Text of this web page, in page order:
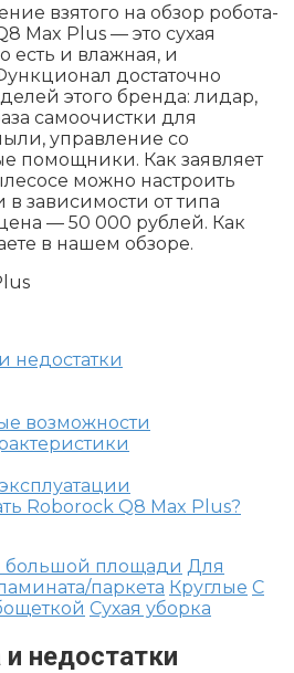
взятого на обзор робота-
Max Plus — это сухая
есть и влажная, и
достаточно
этого бренда: лидар,
самоочистки для
управление со
помощники. Как заявляет
можно настроить
зависимости от типа
— 50 000 рублей. Как
в нашем обзоре.
недостатки
возможности
Roborock Q8 Max Plus?
большой площади Для
паркета Круглые С
Сухая уборка
недостатки